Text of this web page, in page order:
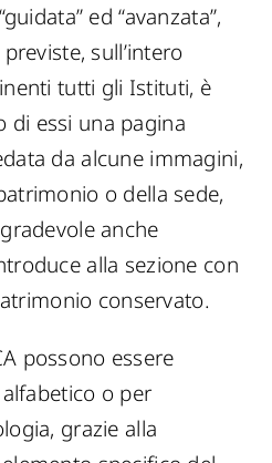
ed “avanzata”,
sull’intero
tutti gli Istituti, è
di essi una pagina
da alcune immagini,
o della sede,
anche
alla sezione con
conservato.
possono essere
o per
grazie alla